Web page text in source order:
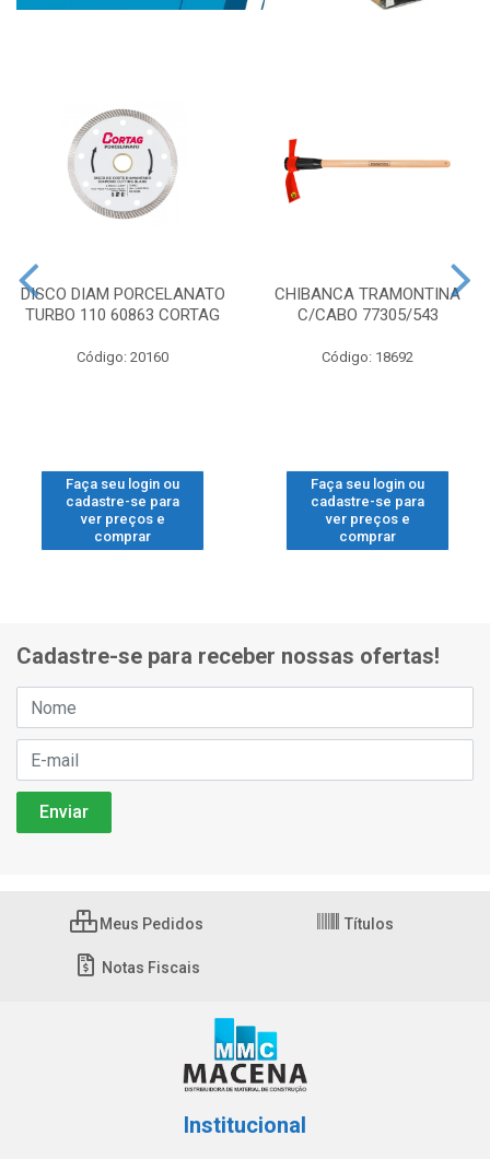
DISCO DIAM PORCELANATO
TURBO 110 60863 CORTAG
Código: 20160
Faça seu login ou
cadastre-se para
ver preços e
comprar
CHIBANCA TRAMONTINA
C/CABO 77305/543
Código: 18692
Faça seu login ou
cadastre-se para
ver preços e
comprar
Cadastre-se para receber nossas ofertas!
Meus Pedidos Títulos
Notas Fiscais
Institucional